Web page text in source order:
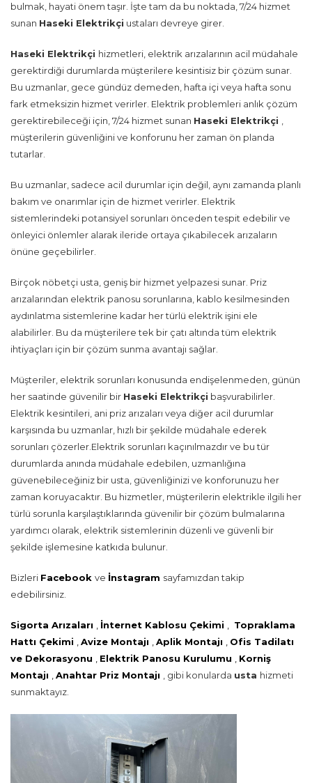
bulmak, hayati önem taşır. İşte tam da bu noktada, 7/24 hizmet
sunan Haseki Elektrikçi ustaları devreye girer.
Haseki Elektrikçi hizmetleri, elektrik arızalarının acil müdahale
gerektirdiği durumlarda müşterilere kesintisiz bir çözüm sunar.
Bu uzmanlar, gece gündüz demeden, hafta içi veya hafta sonu
fark etmeksizin hizmet verirler. Elektrik problemleri anlık çözüm
gerektirebileceği için, 7/24 hizmet sunan Haseki Elektrikçi
müşterilerin güvenliğini ve konforunu her zaman ön planda
tutarlar.
Bu uzmanlar, sadece acil durumlar için değil, aynı zamanda planlı
bakım ve onarımlar için de hizmet verirler. Elektrik
sistemlerindeki potansiyel sorunları önceden tespit edebilir ve
önleyici önlemler alarak ileride ortaya çıkabilecek arızaların
önüne geçebilirler.
Birçok nöbetçi usta, geniş bir hizmet yelpazesi sunar. Priz
arızalarından elektrik panosu sorunlarına, kablo kesilmesinden
aydınlatma sistemlerine kadar her türlü elektrik işini ele
alabilirler. Bu da müşterilere tek bir çatı altında tüm elektrik
ihtiyaçları için bir çözüm sunma avantajı sağlar.
Müşteriler, elektrik sorunları konusunda endişelenmeden, günün
her saatinde güvenilir bir Haseki Elektrikçi başvurabilirler.
Elektrik kesintileri, ani priz arızaları veya diğer acil durumlar
karşısında bu uzmanlar, hızlı bir şekilde müdahale ederek
sorunları çözerler.Elektrik sorunları kaçınılmazdır ve bu tür
durumlarda anında müdahale edebilen, uzmanlığına
güvenebileceğiniz bir usta, güvenliğinizi ve konforunuzu her
zaman koruyacaktır. Bu hizmetler, müşterilerin elektrikle ilgili her
türlü sorunla karşılaştıklarında güvenilir bir çözüm bulmalarına
yardımcı olarak, elektrik sistemlerinin düzenli ve güvenli bir
şekilde işlemesine katkıda bulunur.
Bizleri Facebook ve İnstagram sayfamızdan takip
edebilirsiniz.
Sigorta Arızaları İnternet Kablosu Çekimi
Topraklama
Hattı Çekimi
Avize Montajı Aplik Montajı
Ofis Tadilatı
ve Dekorasyonu
Elektrik Panosu Kurulumu
Korniş
Montajı
Anahtar Priz Montajı , gibi konularda usta hizmeti
sunmaktayız.